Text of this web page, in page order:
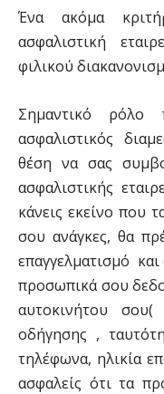
Ένα ακόμα
ασφαλιστική
φιλικού
Σημαντικό ρόλο
ασφαλιστικός
θέση να σας
ασφαλιστικής
κάνεις εκείνο που
σου ανάγκες, θα
επαγγελματισμό και
προσωπικά σου
αυτοκινήτου σου(
οδήγησης ,
τηλέφωνα, ηλικία
ασφαλείς ότι τα